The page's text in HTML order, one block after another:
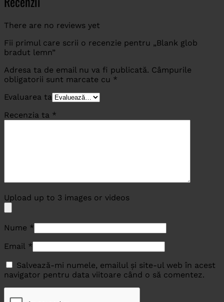
There are no reviews yet
Fii primul care scrii o recenzie pentru „Blank glob
bradut lemn”
Adresa ta de email nu va fi publicată. Câmpurile
obligatorii sunt marcate cu *
Evaluarea ta
Recenzia ta *
Upload up to 3 images or videos
Nume *
Email *
Salvează-mi numele, emailul și site-ul web în acest
navigator pentru data viitoare când o să comentez.